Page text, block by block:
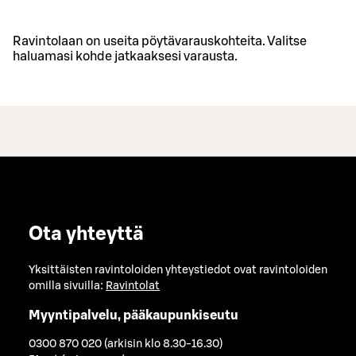
Ravintolaan on useita pöytävarauskohteita. Valitse
haluamasi kohde jatkaaksesi varausta.
Ota yhteyttä
Yksittäisten ravintoloiden yhteystiedot ovat ravintoloiden
omilla sivuilla: Ravintolat
Myyntipalvelu, pääkaupunkiseutu
0300 870 020 (arkisin klo 8.30-16.30)